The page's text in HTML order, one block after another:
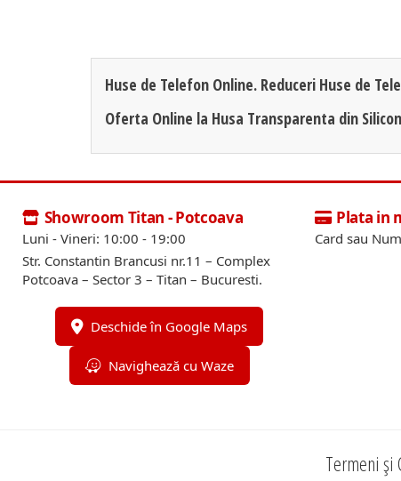
Huse de Telefon Online. Reduceri Huse de
Oferta Online la Husa Transparenta din
Showroom Titan - Potcoava
Luni - Vineri: 10:00 - 19:00
Str. Constantin Brancusi nr.11 – Complex
Potcoava – Sector 3 – Titan – Bucuresti.
Deschide în Google Maps
Navighează cu Waze
Plata in
Card sau
Termeni și